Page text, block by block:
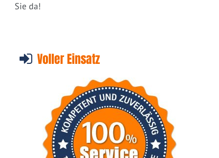
Sie da!
Voller Einsatz